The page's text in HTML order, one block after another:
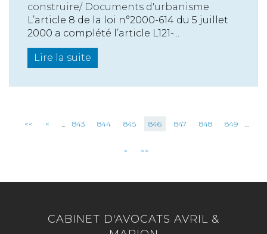
construire/ Documents d'urbanisme
L’article 8 de la loi n°2000-614 du 5 juillet
2000 a complété l’article L121-...
Lire la suite
<< < ... 843 844 845 846 847 848 849 ...
> >>
CABINET D'AVOCATS AVRIL &